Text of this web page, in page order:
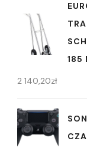
185
2 140,20zł